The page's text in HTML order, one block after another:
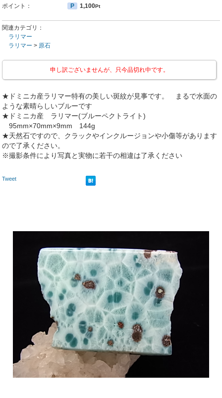
ポイント：
P 1,100Pt
関連カテゴリ：
ラリマー
ラリマー > 原石
申し訳ございませんが、只今品切れ中です。
★ドミニカ産ラリマー特有の美しい斑紋が見事です。 まるで水面の
ような素晴らしいブルーです
★ドミニカ産 ラリマー(ブルーペクトライト)
95mm×70mm×9mm 144g
★天然石ですので、クラックやインクルージョンや小傷等があります
ので了承ください。
※撮影条件により写真と実物に若干の相違は了承ください
Tweet